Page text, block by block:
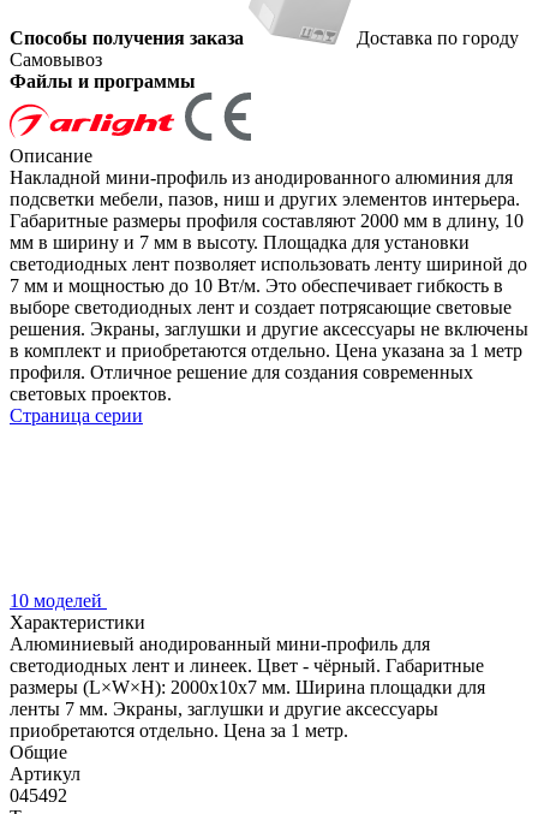
Способы получения заказа
Доставка по городу
Самовывоз
Файлы и программы
Описание
Накладной мини-профиль из анодированного алюминия для
подсветки мебели, пазов, ниш и других элементов интерьера.
Габаритные размеры профиля составляют 2000 мм в длину, 10
мм в ширину и 7 мм в высоту. Площадка для установки
светодиодных лент позволяет использовать ленту шириной до
7 мм и мощностью до 10 Вт/м. Это обеспечивает гибкость в
выборе светодиодных лент и создает потрясающие световые
решения. Экраны, заглушки и другие аксессуары не включены
в комплект и приобретаются отдельно. Цена указана за 1 метр
профиля. Отличное решение для создания современных
световых проектов.
Страница серии
10 моделей
Характеристики
Алюминиевый анодированный мини-профиль для
светодиодных лент и линеек. Цвет - чёрный. Габаритные
размеры (L×W×H): 2000x10x7 мм. Ширина площадки для
ленты 7 мм. Экраны, заглушки и другие аксессуары
приобретаются отдельно. Цена за 1 метр.
Общие
Артикул
045492